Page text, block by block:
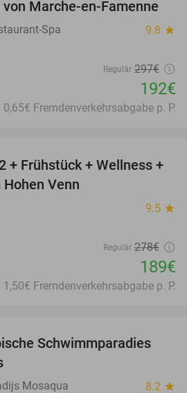
Marche-en-Famenne
Spa 9.8 star
Regulär 297€
192€
0,65€ Fremdenverkehrsabgabe p. P.
32%
+ Frühstück + Wellness +
Venn
9.5 star
Regulär 278€
189€
1,50€ Fremdenverkehrsabgabe p. P.
25%
Schwimmparadies
Mosaqua 8.2 star